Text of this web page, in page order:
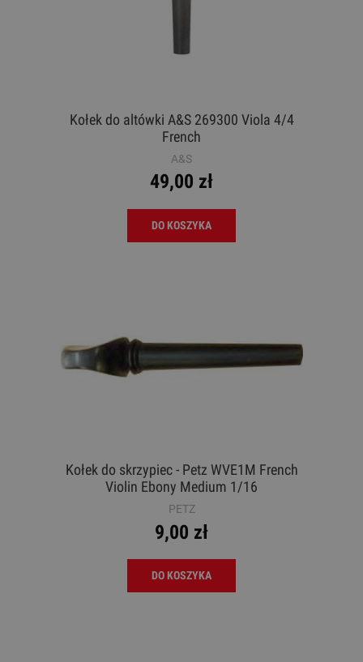
Kołek do altówki A&S 269300 Viola 4/4
French
A&S
49,00 zł
DO KOSZYKA
Kołek do skrzypiec - Petz WVE1M French
Violin Ebony Medium 1/16
PETZ
9,00 zł
DO KOSZYKA